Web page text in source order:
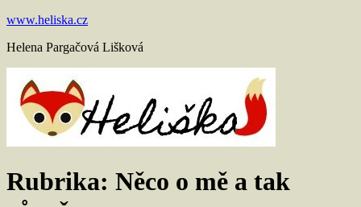
Přejít
obsahu
www.heliska.cz
Helena Pargačová Lišková
Rubrika: Něco o mě a tak